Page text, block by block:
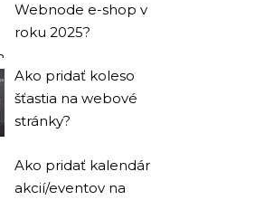
Webnode e-shop v
roku 2025?
Ako pridať koleso
šťastia na webové
stránky?
Ako pridať kalendár
akcií/eventov na